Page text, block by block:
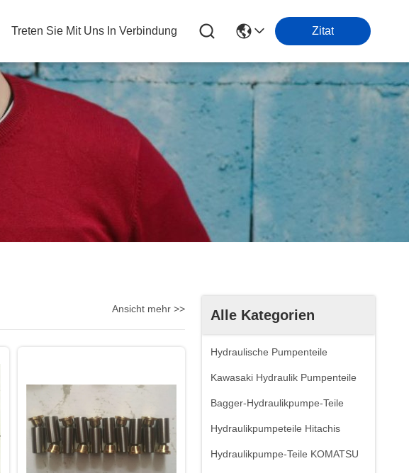
Treten Sie Mit Uns In Verbindung Zitat
Alle Kategorien
Hydraulische Pumpenteile
Kawasaki Hydraulik Pumpenteile
Bagger-Hydraulikpumpe-Teile
Hydraulikpumpeteile Hitachis
Hydraulikpumpe-Teile KOMATSU
Ansicht mehr >>